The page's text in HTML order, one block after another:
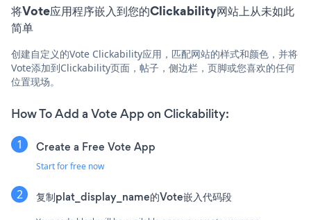
将Vote应用程序嵌入到您的Clickability网站上从未如此
简单
创建自定义的Vote Clickability应用，匹配网站的样式和颜色，并将
Vote添加到Clickability页面，帖子，侧边栏，页脚或您喜欢的任何
位置现场。
How To Add a Vote App on Clickability:
Create a Free Vote App
Start for free now
复制plat_display_name的Vote嵌入代码段